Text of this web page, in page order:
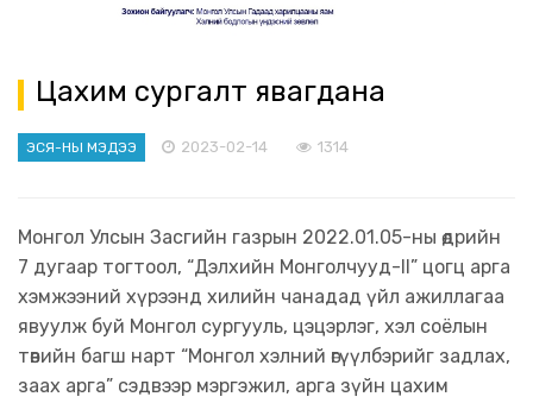
Цахим сургалт явагдана
ЭСЯ-НЫ МЭДЭЭ 2023-02-14 1314
Монгол Улсын Засгийн газрын 2022.01.05-ны өдрийн
7 дугаар тогтоол, “Дэлхийн Монголчууд-II” цогц арга
хэмжээний хүрээнд хилийн чанадад үйл ажиллагаа
явуулж буй Монгол сургууль, цэцэрлэг, хэл соёлын
төвийн багш нарт “Монгол хэлний өгүүлбэрийг задлах,
заах арга” сэдвээр мэргэжил, арга зүйн цахим